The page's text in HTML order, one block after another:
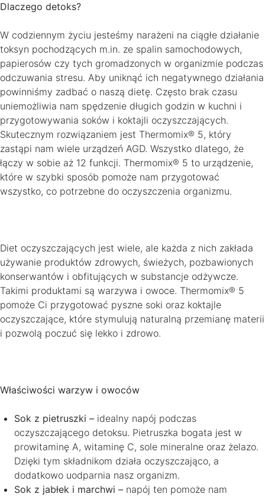
Dlaczego detoks?
W codziennym życiu jesteśmy narażeni na ciągłe działanie
toksyn pochodzących m.in. ze spalin samochodowych,
papierosów czy tych gromadzonych w organizmie podczas
odczuwania stresu. Aby uniknąć ich negatywnego działania
powinniśmy zadbać o naszą dietę. Często brak czasu
uniemożliwia nam spędzenie długich godzin w kuchni i
przygotowywania soków i koktajli oczyszczających.
Skutecznym rozwiązaniem jest Thermomix® 5, który
zastąpi nam wiele urządzeń AGD. Wszystko dlatego, że
łączy w sobie aż 12 funkcji. Thermomix® 5 to urządzenie,
które w szybki sposób pomoże nam przygotować
wszystko, co potrzebne do oczyszczenia organizmu.
Diet oczyszczających jest wiele, ale każda z nich zakłada
używanie produktów zdrowych, świeżych, pozbawionych
konserwantów i obfitujących w substancje odżywcze.
Takimi produktami są warzywa i owoce. Thermomix® 5
pomoże Ci przygotować pyszne soki oraz koktajle
oczyszczające, które stymulują naturalną przemianę materii
i pozwolą poczuć się lekko i zdrowo.
Właściwości warzyw i owoców
Sok z pietruszki – idealny napój podczas
oczyszczającego detoksu. Pietruszka bogata jest w
prowitaminę A, witaminę C, sole mineralne oraz żelazo.
Dzięki tym składnikom działa oczyszczająco, a
dodatkowo uodparnia nasz organizm.
Sok z jabłek i marchwi – napój ten pomoże nam